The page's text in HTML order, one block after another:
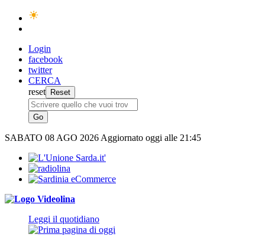
Login
facebook
twitter
CERCA
reset
SABATO 08 AGO 2026 Aggiornato oggi alle 21:45
Leggi il quotidiano